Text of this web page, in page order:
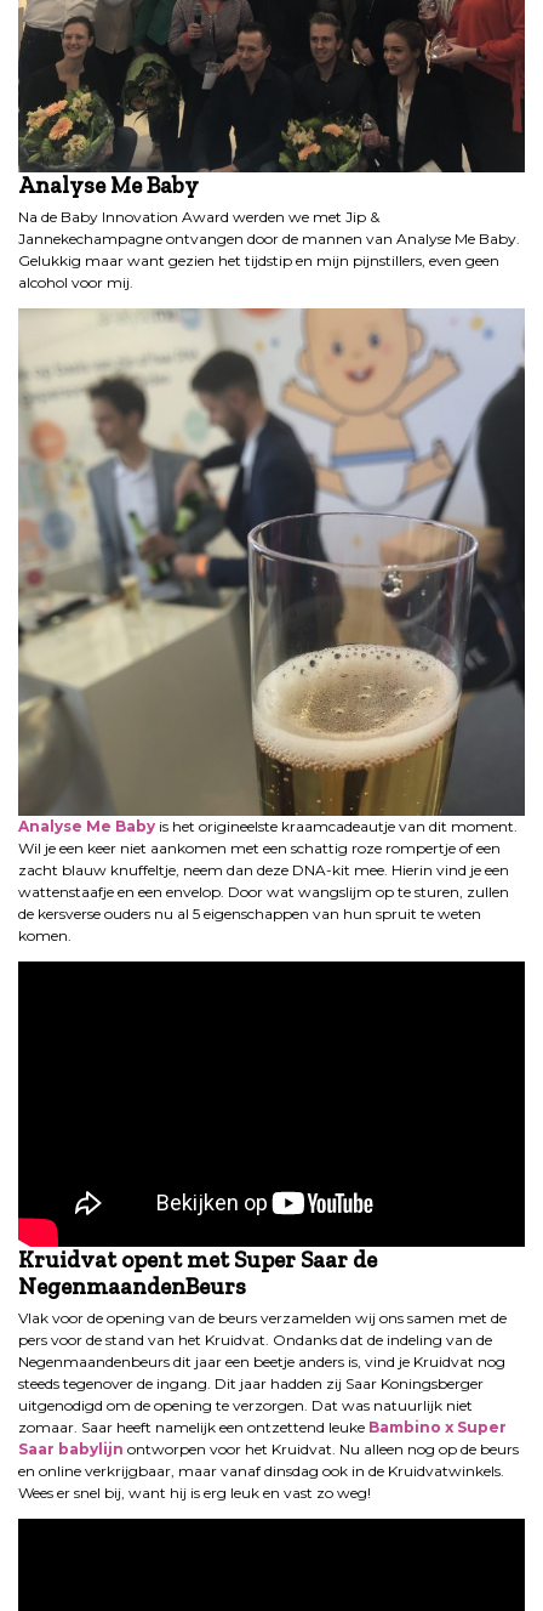
Analyse Me Baby
Na de Baby Innovation Award werden we met Jip &
Jannekechampagne ontvangen door de mannen van Analyse Me Baby.
Gelukkig maar want gezien het tijdstip en mijn pijnstillers, even geen
alcohol voor mij.
Analyse Me Baby is het origineelste kraamcadeautje van dit moment.
Wil je een keer niet aankomen met een schattig roze rompertje of een
zacht blauw knuffeltje, neem dan deze DNA-kit mee. Hierin vind je een
wattenstaafje en een envelop. Door wat wangslijm op te sturen, zullen
de kersverse ouders nu al 5 eigenschappen van hun spruit te weten
komen.
Kruidvat opent met Super Saar de
NegenmaandenBeurs
Vlak voor de opening van de beurs verzamelden wij ons samen met de
pers voor de stand van het Kruidvat. Ondanks dat de indeling van de
Negenmaandenbeurs dit jaar een beetje anders is, vind je Kruidvat nog
steeds tegenover de ingang. Dit jaar hadden zij Saar Koningsberger
uitgenodigd om de opening te verzorgen. Dat was natuurlijk niet
zomaar. Saar heeft namelijk een ontzettend leuke Bambino x Super
Saar babylijn ontworpen voor het Kruidvat. Nu alleen nog op de beurs
en online verkrijgbaar, maar vanaf dinsdag ook in de Kruidvatwinkels.
Wees er snel bij, want hij is erg leuk en vast zo weg!